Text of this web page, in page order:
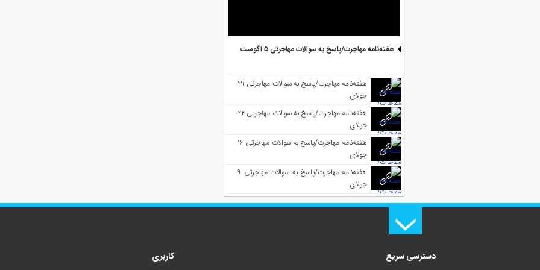
هفته‌نامه مهاجرت/پاسخ به سوالات مهاجرتی ۵ آگوست
هفته‌نامه مهاجرت/پاسخ به سوالات مهاجرتی ۳۱
جولای
هفته‌نامه مهاجرت/پاسخ به سوالات مهاجرتی ۲۲
جولای
هفته‌نامه مهاجرت/پاسخ به سوالات مهاجرتی ۱۶
جولای
هفته‌نامه مهاجرت/پاسخ به سوالات مهاجرتی ۹
جولای
دسترسی سریع کاربری